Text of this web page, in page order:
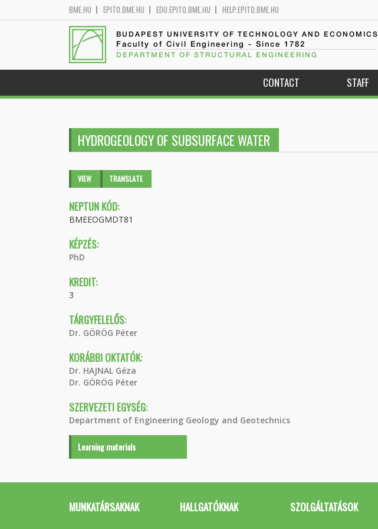
BME.HU EPITO.BME.HU EDU.EPITO.BME.HU HELP.EPITO.BME.HU
BUDAPEST UNIVERSITY OF TECHNOLOGY AND ECONOMICS
Faculty of Civil Engineering - Since 1782
DEPARTMENT OF STRUCTURAL ENGINEERING
CONTACT STAFF
HYDROGEOLOGY OF SUBSURFACE WATER
Primary tabs
VIEW (ACTIVETRANSLATE
NEPTUN KÓD:
BMEEOGMDT81
KÉPZÉS:
PhD
KREDIT:
3
TÁRGYFELELŐS:
Dr. GÖRÖG Péter
KORÁBBI OKTATÓK:
Dr. HAJNAL Géza
Dr. GÖRÖG Péter
SZERVEZETI EGYSÉG:
Department of Engineering Geology and Geotechnics
Learning materials
MUNKATÁRSAKNAK HALLGATÓKNAK SZOLGÁLTATÁSOK